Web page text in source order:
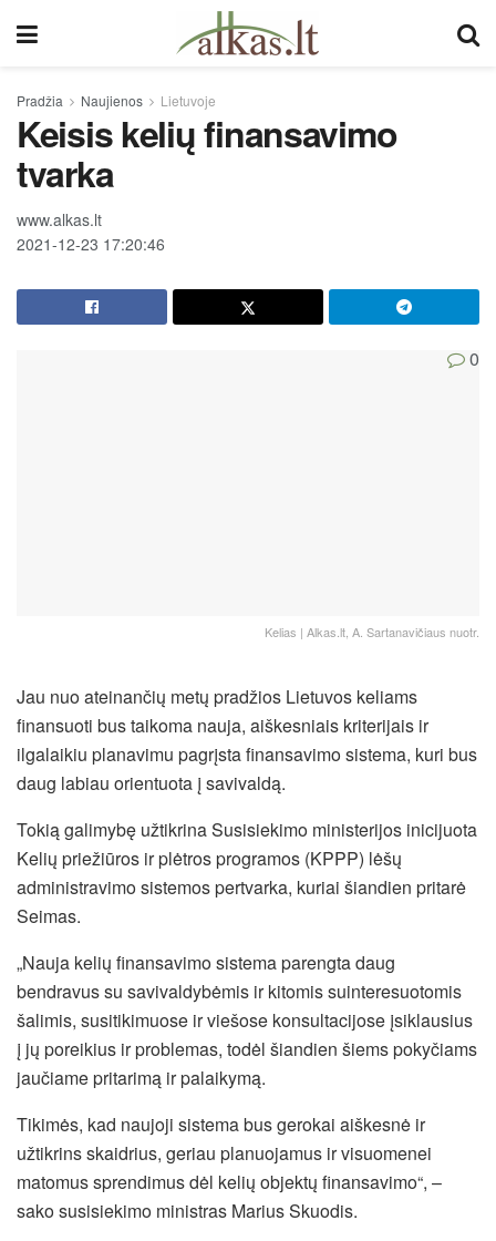
Pradžia Naujienos Lietuvoje
Keisis kelių finansavimo
tvarka
www.alkas.lt
2021-12-23 17:20:46
0
Kelias | Alkas.lt, A. Sartanavičiaus nuotr.
Jau nuo ateinančių metų pradžios Lietuvos keliams
finansuoti bus taikoma nauja, aiškesniais kriterijais ir
ilgalaikiu planavimu pagrįsta finansavimo sistema, kuri bus
daug labiau orientuota į savivaldą.
Tokią galimybę užtikrina Susisiekimo ministerijos inicijuota
Kelių priežiūros ir plėtros programos (KPPP) lėšų
administravimo sistemos pertvarka, kuriai šiandien pritarė
Seimas.
„Nauja kelių finansavimo sistema parengta daug
bendravus su savivaldybėmis ir kitomis suinteresuotomis
šalimis, susitikimuose ir viešose konsultacijose įsiklausius
į jų poreikius ir problemas, todėl šiandien šiems pokyčiams
jaučiame pritarimą ir palaikymą.
Tikimės, kad naujoji sistema bus gerokai aiškesnė ir
užtikrins skaidrius, geriau planuojamus ir visuomenei
matomus sprendimus dėl kelių objektų finansavimo“, –
sako susisiekimo ministras Marius Skuodis.